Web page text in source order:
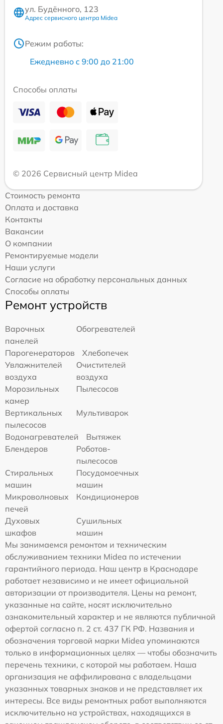
ул. Будённого, 123
Адрес сервисного центра Midea
Режим работы:
Ежедневно с 9:00 до 21:00
Способы оплаты
© 2026 Сервисный центр Midea
Стоимость ремонта
Оплата и доставка
Контакты
Вакансии
О компании
Ремонтируемые модели
Наши услуги
Согласие на обработку персональных данных
Способы оплаты
Ремонт устройств
Варочных
панелей
Обогревателей
Парогенераторов
Хлебопечек
Увлажнителей
воздуха
Очистителей
воздуха
Морозильных
камер
Пылесосов
Вертикальных
пылесосов
Мультиварок
Водонагревателей
Вытяжек
Блендеров
Роботов-
пылесосов
Стиральных
машин
Посудомоечных
машин
Микроволновых
печей
Кондиционеров
Духовых
шкафов
Сушильных
машин
Мы занимаемся ремонтом и техническим
обслуживанием техники Midea по истечении
гарантийного периода. Наш центр в Краснодаре
работает независимо и не имеет официальной
авторизации от производителя. Цены на ремонт,
указанные на сайте, носят исключительно
ознакомительный характер и не являются публичной
офертой согласно п. 2 ст. 437 ГК РФ. Названия и
обозначения торговой марки Midea упоминаются
только в информационных целях — чтобы обозначить
перечень техники, с которой мы работаем. Наша
организация не аффилирована с владельцами
указанных товарных знаков и не представляет их
интересы. Все виды ремонтных работ выполняются
исключительно на устройствах, находящихся в